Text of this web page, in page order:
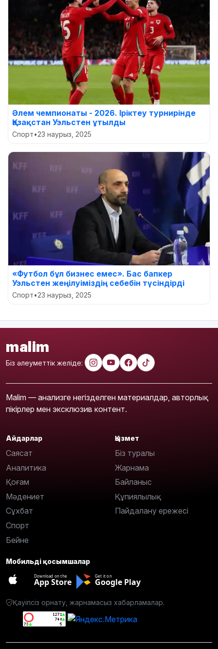
Әлем чемпионаты - 2026. Іріктеу турнирінде
Қазақстан Уэльстен ұтылды
Спорт•23 наурыз, 2025
«Футбол бұл бизнес емес». Бас бапкер
Уэльстен жеңілуіміздің себебін түсіндірді
Спорт•23 наурыз, 2025
malim
Біз әлеуметтік желіде:
Malim — анализге негізделген материалдар, авторлық
пікірлер мен эксклюзив контент.
Айдарлар
Саясат
Аналитика
Қоғам
Мәдениет
Сұхбат
Спорт
Бейне
Қызмет
Біз туралы
Жарнама
Байланыс
Құпиялылық
Пайдалану ережесі
Мобильді қосымшалар
Download on the
App Store
Get it on
Google Play
Қауіпсіз орнату, жарнамасыз хабарламалар.